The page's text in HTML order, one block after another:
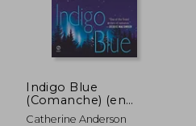
Indigo Blue
(Comanche) (en
Inglés)
Catherine Anderson